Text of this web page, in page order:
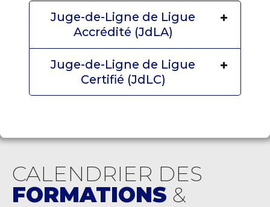
Juge-de-Ligne de Ligue
Accrédité (JdLA)
Juge-de-Ligne de Ligue
Certifié (JdLC)
CALENDRIER DES
FORMATIONS &